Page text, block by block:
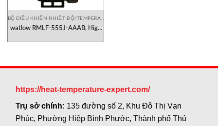
watlow RMLF-555J-AAAB, High
AAAB, Watlow High density
https://heat-temperature-expert.com/
Trụ sở chính: 135 đường số 2, Khu Đô Thị Vạn
Phúc, Phường Hiệp Bình Phước, Thành phố Thủ